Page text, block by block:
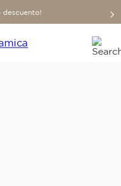
descuento!